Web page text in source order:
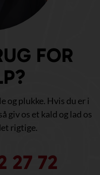
FOR
og plukke. Hvis du er i
giv os et kald og lad os
rigtige.
27 72